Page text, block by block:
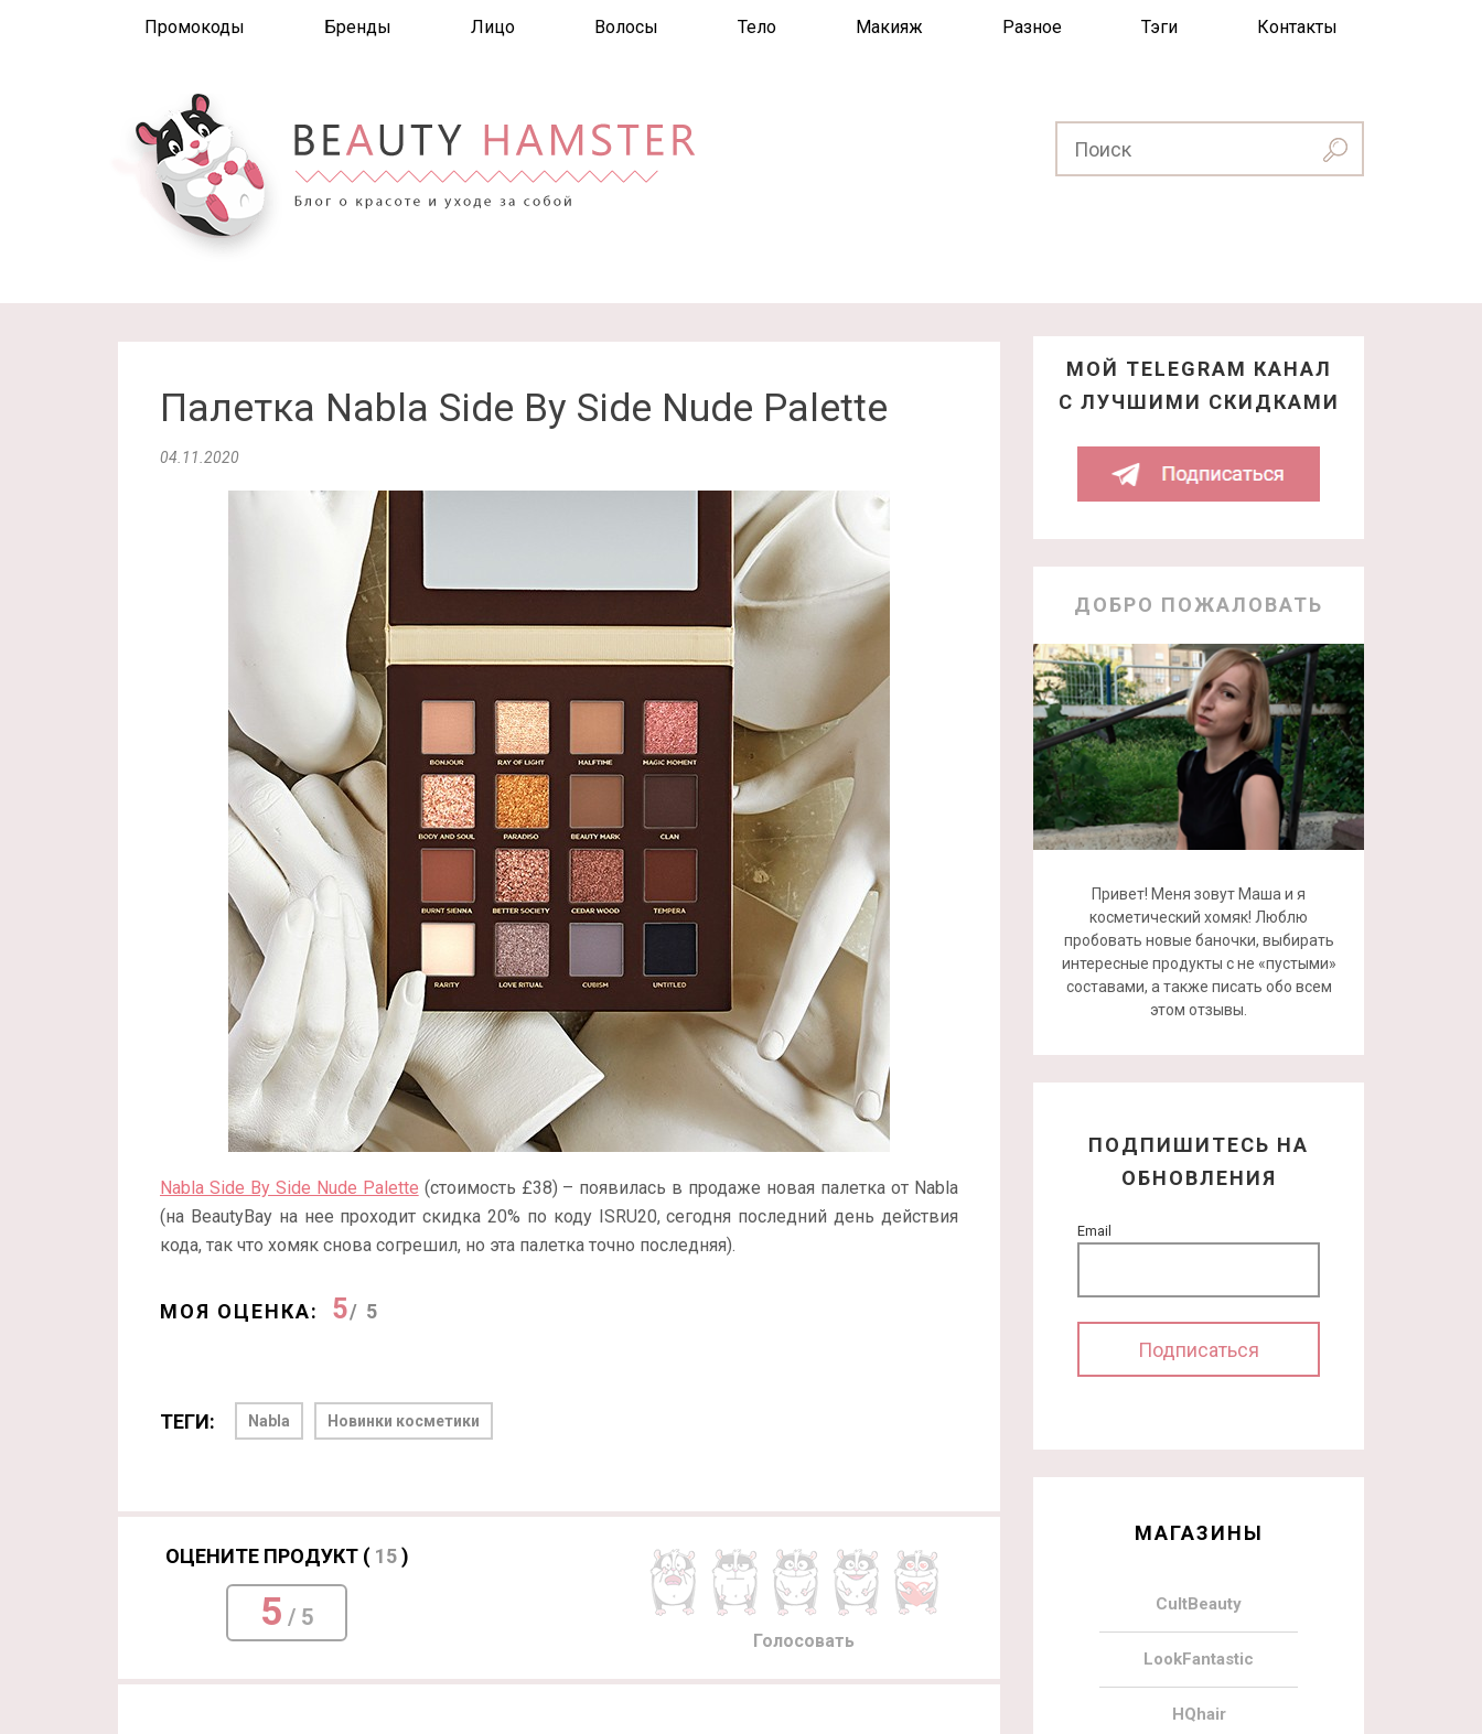
Промокоды Бренды Лицо Волосы Тело Макияж Разное Тэги Контакты
Палетка Nabla Side By Side Nude Palette
04.11.2020
Nabla Side By Side Nude Palette (стоимость £38) – появилась в продаже новая палетка от Nabla
(на BeautyBay на нее проходит скидка 20% по коду ISRU20, сегодня последний день действия
кода, так что хомяк снова согрешил, но эта палетка точно последняя).
МОЯ ОЦЕНКА: 5/ 5
ТЕГИ: Nabla Новинки косметики
ОЦЕНИТЕ ПРОДУКТ ( 15)
5 / 5
Голосовать
МОЙ TELEGRAM КАНАЛ
С ЛУЧШИМИ СКИДКАМИ
ДОБРО ПОЖАЛОВАТЬ
Привет! Меня зовут Маша и я
косметический хомяк! Люблю
пробовать новые баночки, выбирать
интересные продукты с не «пустыми»
составами, а также писать обо всем
этом отзывы.
ПОДПИШИТЕСЬ НА
ОБНОВЛЕНИЯ
Email
МАГАЗИНЫ
CultBeauty
LookFantastic
HQhair